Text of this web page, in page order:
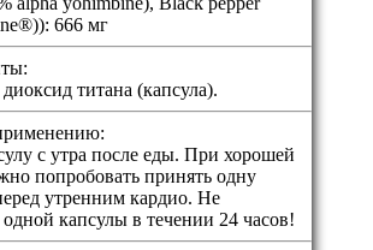
666 мг
титана (капсула).
с утра после еды. При хорошей
попробовать принять одну
утренним кардио. Не
капсулы в течении 24 часов!